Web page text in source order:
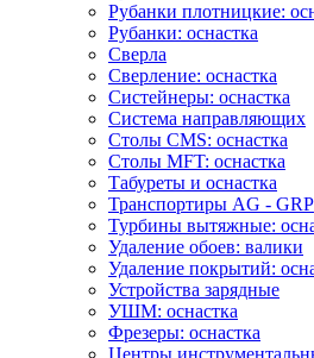
Рубанки плотницкие:
Рубанки: оснастка
Сверла
Сверление: оснастка
Систейнеры: оснастка
Система направляющих
Столы CMS: оснастка
Столы MFT: оснастка
Табуреты и оснастка
Транспортиры AG - GRP
Турбины вытяжные:
Удаление обоев: валики
Удаление покрытий:
Устройства зарядные
УШМ: оснастка
Фрезеры: оснастка
Центры